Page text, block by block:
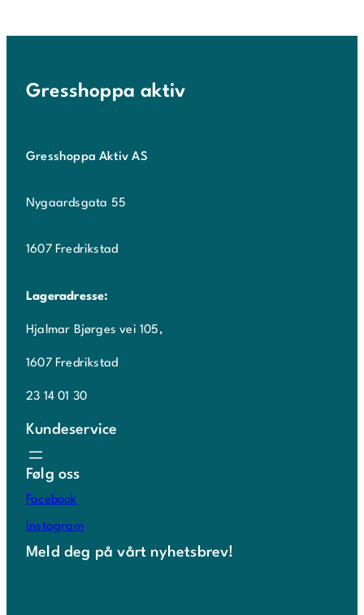
Gresshoppa aktiv
Gresshoppa Aktiv AS
Nygaardsgata 55
1607 Fredrikstad
Lageradresse:
Hjalmar Bjørges vei 105,
1607 Fredrikstad
23 14 01 30
Kundeservice
Følg oss
Facebook
Instagram
Meld deg på vårt nyhetsbrev!